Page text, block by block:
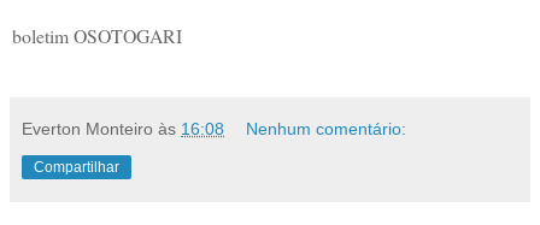
boletim OSOTOGARI
Everton Monteiro às 16:08 Nenhum comentário:
Compartilhar